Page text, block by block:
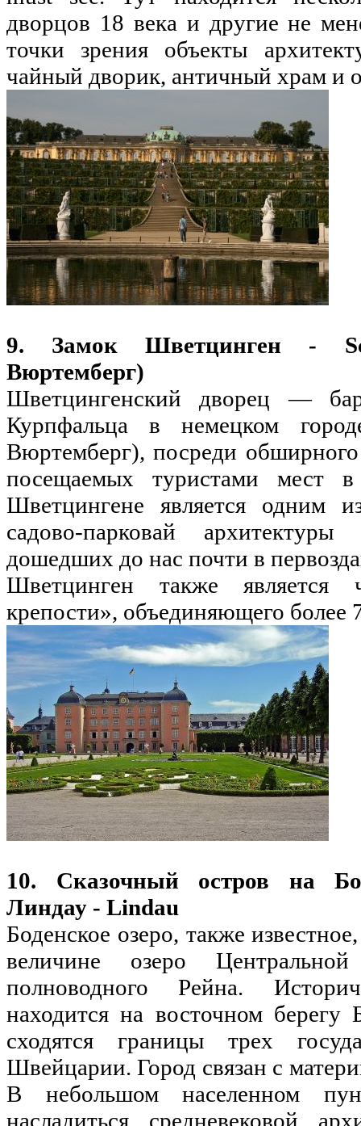
дворцов 18 века и другие не
точки зрения объекты
чайный дворик, античный храм и
9. Замок Шветцинген -
Вюртемберг)
Шветцингенский дворец —
Курпфальца в немецком
Вюртемберг), посреди
посещаемых туристами мест
Шветцингене является одним
садово-парковай
дошедших до нас почти в
Шветцинген также является
крепости», объединяющего более
10. Сказочный остров на
Линдау - Lindau
Боденское озеро, также
величине озеро
полноводного Рейна.
находится на восточном берегу
сходятся границы трех
Швейцарии. Город связан с
В небольшом населенном
насладиться средневековой